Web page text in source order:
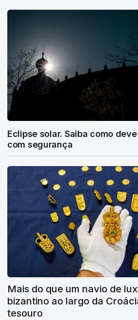
Eclipse solar. Saiba como
com segurança
Mais do que um navio de
bizantino ao largo da
tesouro